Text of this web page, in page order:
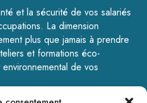
et la sécurité de vos salariés
La dimension
plus que jamais à prendre
et formations éco-
de vos